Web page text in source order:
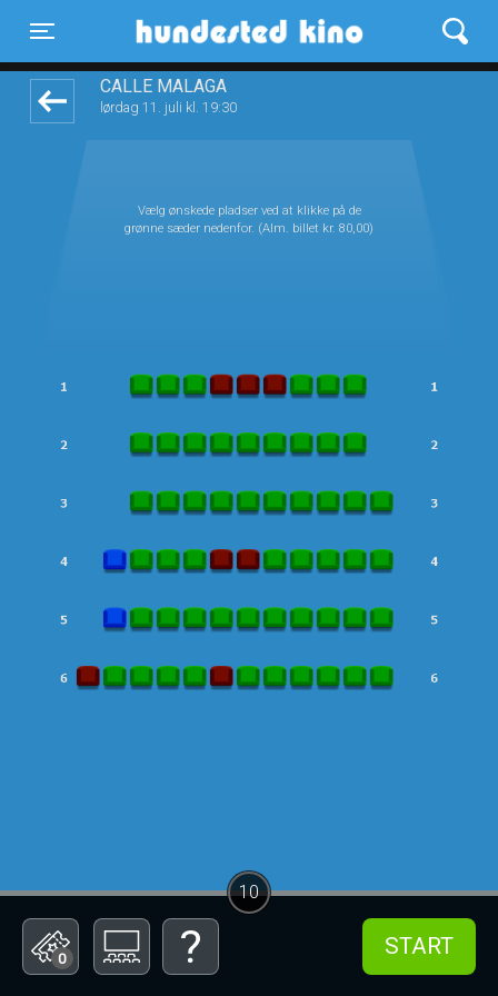
Toggle navigation
Hundested Kino
CALLE MALAGA
lørdag 11. juli kl. 19:30
Vælg ønskede pladser ved at klikke på de
grønne sæder nedenfor. (Alm. billet kr. 80,00)
0 START
10
front05-temp 115747